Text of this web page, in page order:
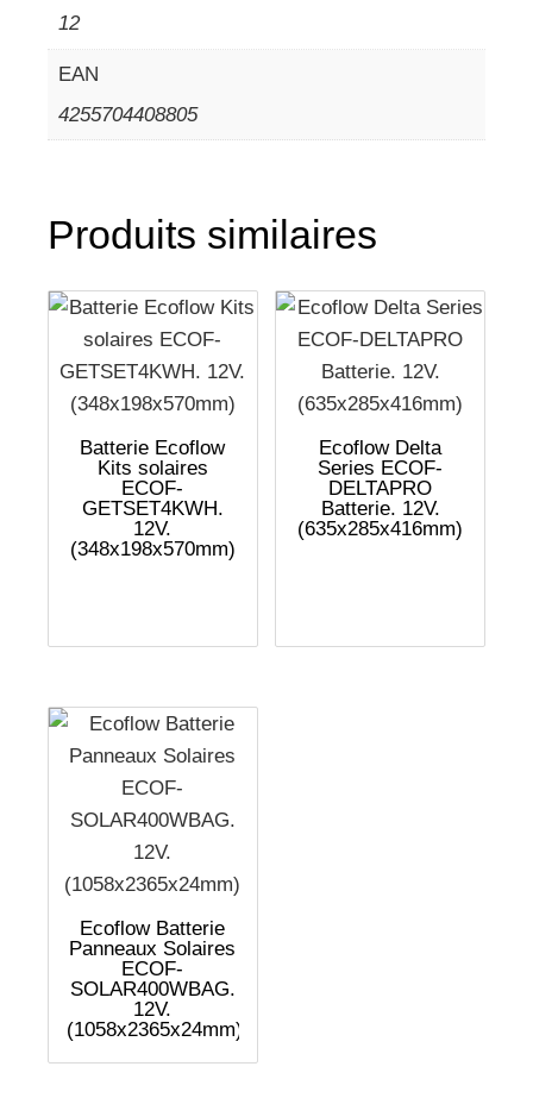
12
EAN
4255704408805
Produits similaires
Batterie Ecoflow
Kits solaires
ECOF-
GETSET4KWH.
12V.
(348x198x570mm)
Ecoflow Delta
Series ECOF-
DELTAPRO
Batterie. 12V.
(635x285x416mm)
Ecoflow Batterie
Panneaux Solaires
ECOF-
SOLAR400WBAG.
12V.
(1058x2365x24mm)